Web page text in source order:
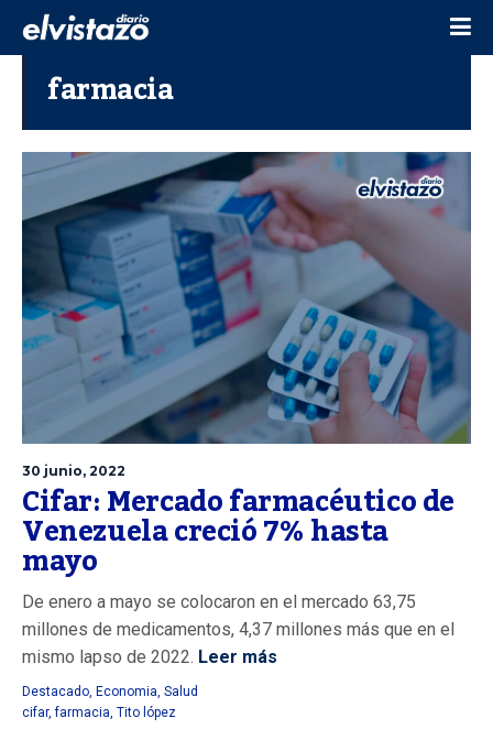
farmacia
30 junio, 2022
Cifar: Mercado farmacéutico de
Venezuela creció 7% hasta
mayo
De enero a mayo se colocaron en el mercado 63,75
millones de medicamentos, 4,37 millones más que en el
mismo lapso de 2022. Leer más
Destacado, Economia, Salud
cifar,farmacia, Tito lópez